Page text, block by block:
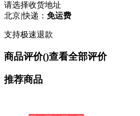
请选择收货地址
北京|快递： 免运费
支持极速退款
商品评价()查看全部评价
推荐商品